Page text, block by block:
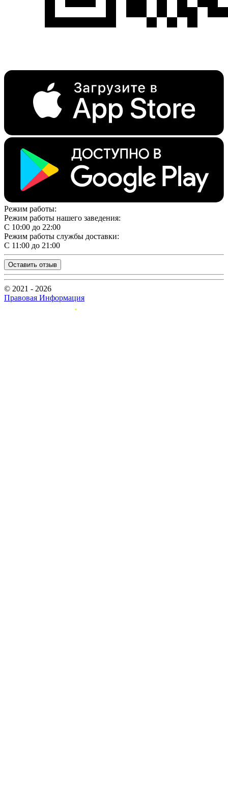
Режим работы:
Режим работы нашего заведения:
С 10:00 до 22:00
Режим работы службы доставки:
С 11:00 до 21:00
Оставить отзыв
© 2021 - 2026
Правовая Информация